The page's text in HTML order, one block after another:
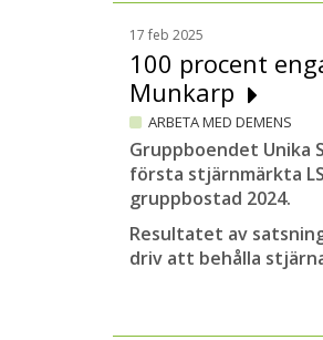
17 feb 2025
100 procent
Munkarp
ARBETA MED DEMENS
Gruppboendet Unika
första stjärnmärkta
gruppbostad 2024.
Resultatet av
driv att behålla